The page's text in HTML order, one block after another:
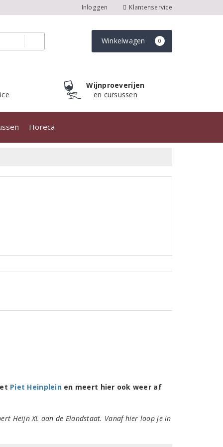
Inloggen Klantenservice
Winkelwagen 0
Wijnproeverijen
en cursussen
Horeca
Piet Heinpleinen meert hier ook weer af
Heijn XL aan de Elandstaat. Vanaf hier loop je in